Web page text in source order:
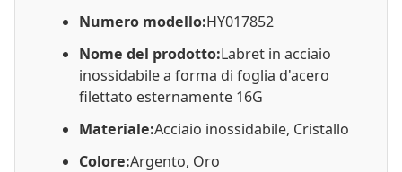
Numero modello:HY017852
Nome del prodotto:Labret in acciaio
inossidabile a forma di foglia d'acero
filettato esternamente 16G
Materiale:Acciaio inossidabile, Cristallo
Colore:Argento, Oro